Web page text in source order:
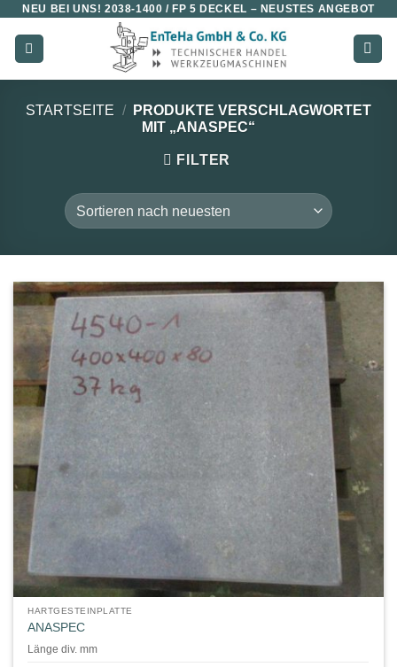
Zum
Inhalt
springen
NEU BEI UNS!2038-1400 / FP 5 DECKEL – NEUSTES ANGEBOT
STARTSEITE /
PRODUKTE VERSCHLAGWORTET
MIT „ANASPEC“
FILTER
HARTGESTEINPLATTE
ANASPEC
Länge div. mm